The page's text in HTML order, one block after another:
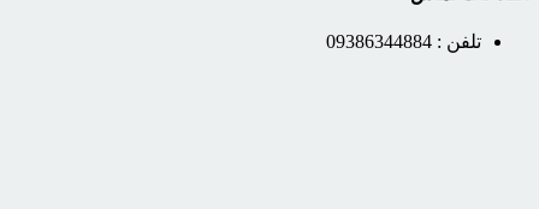
تلفن : 09386344884